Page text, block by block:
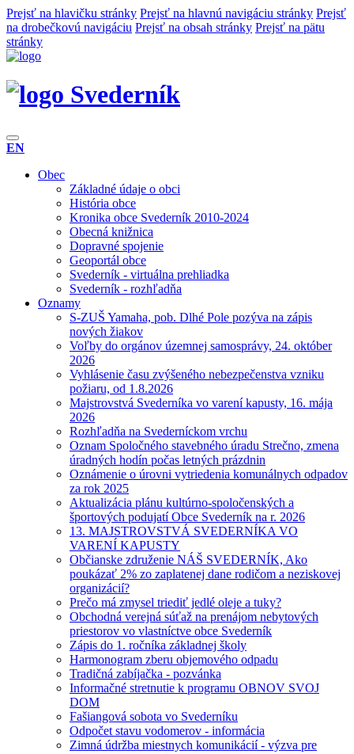
Prejsť na hlavičku stránky Prejsť na hlavnú navigáciu stránky Prejsť
na drobečkovú navigáciu Prejsť na obsah stránky Prejsť na pätu
stránky
Svederník
EN
Obec
Základné údaje o obci
História obce
Kronika obce Svederník 2010-2024
Obecná knižnica
Dopravné spojenie
Geoportál obce
Svederník - virtuálna prehliadka
Svederník - rozhľadňa
Oznamy
S-ZUŠ Yamaha, pob. Dlhé Pole pozýva na zápis
nových žiakov
Voľby do orgánov územnej samosprávy, 24. október
2026
Vyhlásenie času zvýšeného nebezpečenstva vzniku
požiaru, od 1.8.2026
Majstrovstvá Svederníka vo varení kapusty, 16. mája
2026
Rozhľadňa na Svederníckom vrchu
Oznam Spoločného stavebného úradu Strečno, zmena
úradných hodín počas letných prázdnin
Oznámenie o úrovni vytriedenia komunálnych odpadov
za rok 2025
Aktualizácia plánu kultúrno-spoločenských a
športových podujatí Obce Svederník na r. 2026
13. MAJSTROVSTVÁ SVEDERNÍKA VO
VARENÍ KAPUSTY
Občianske združenie NÁŠ SVEDERNÍK, Ako
poukázať 2% zo zaplatenej dane rodičom a neziskovej
organizácií?
Prečo má zmysel triediť jedlé oleje a tuky?
Obchodná verejná súťaž na prenájom nebytových
priestorov vo vlastníctve obce Svederník
Zápis do 1. ročníka základnej školy
Harmonogram zberu objemového odpadu
Tradičná zabíjačka - pozvánka
Informačné stretnutie k programu OBNOV SVOJ
DOM
Fašiangová sobota vo Svederníku
Odpočet stavu vodomerov - informácia
Zimná údržba miestnych komunikácií - výzva pre